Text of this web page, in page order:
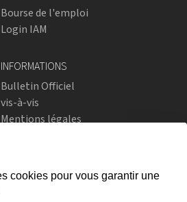
Bourse de l'emploi
Login IAM
INFORMATIONS
Bulletin Officiel
vis-à-vis
Mentions légales